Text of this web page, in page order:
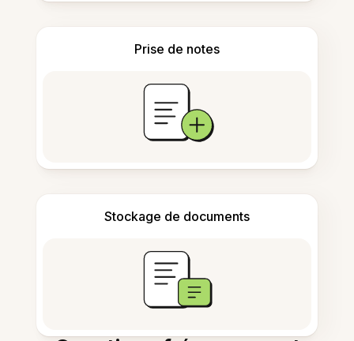
Prise de notes
Stockage de documents